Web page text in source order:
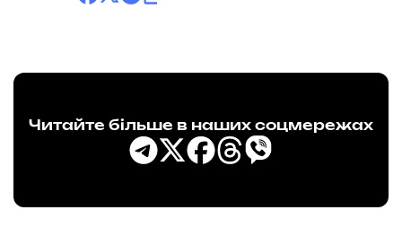
Читайте більше в наших соцмережах